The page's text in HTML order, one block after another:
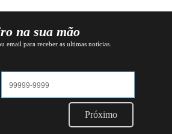
na sua mão
email para receber as ultimas notícias.
Próximo